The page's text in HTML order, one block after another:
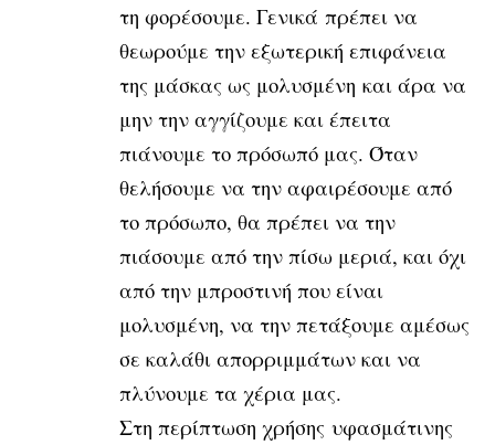
τη φορέσουμε. Γενικά πρέπει να
θεωρούμε την εξωτερική επιφάνεια
της μάσκας ως μολυσμένη και άρα να
μην την αγγίζουμε και έπειτα
πιάνουμε το πρόσωπό μας. Όταν
θελήσουμε να την αφαιρέσουμε από
το πρόσωπο, θα πρέπει να την
πιάσουμε από την πίσω μεριά, και όχι
από την μπροστινή που είναι
μολυσμένη, να την πετάξουμε αμέσως
σε καλάθι απορριμμάτων και να
πλύνουμε τα χέρια μας.
Στη περίπτωση χρήσης υφασμάτινης